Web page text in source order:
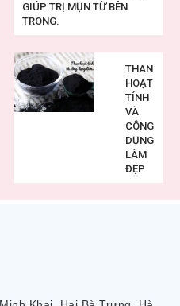
GIÚP TRỊ MỤN TỪ BÊN
TRONG.
THAN
HOẠT
TÍNH
VÀ
CÔNG
DỤNG
LÀM
ĐẸP